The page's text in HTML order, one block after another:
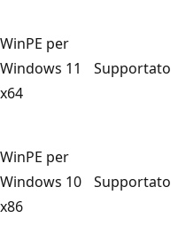
WinPE per
Windows 11
x64
Supportato
WinPE per
Windows 10
x86
Supportato